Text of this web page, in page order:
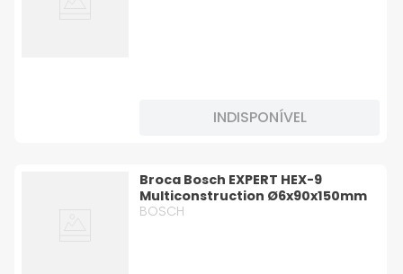
INDISPONÍVEL
Broca Bosch EXPERT HEX-9
Multiconstruction Ø6x90x150mm
BOSCH